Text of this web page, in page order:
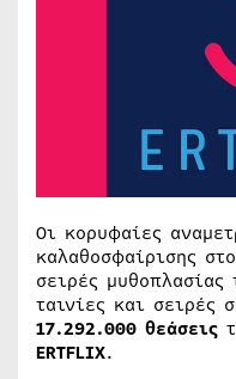
Οι κορυφαίες
καλαθοσφαίρισης
σειρές
ταινίες και σειρές
17.292.000 θεάσεις
ERTFLIX.